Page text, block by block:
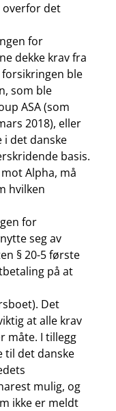
overfor det
for
dekke krav fra
forsikringen ble
som ble
ASA (som
2018), eller
det danske
basis.
Alpha, må
hvilken
for
seg av
§ 20-5 første
på at
Det
at alle krav
måte. I tillegg
til det danske
mulig, og
ikke er meldt